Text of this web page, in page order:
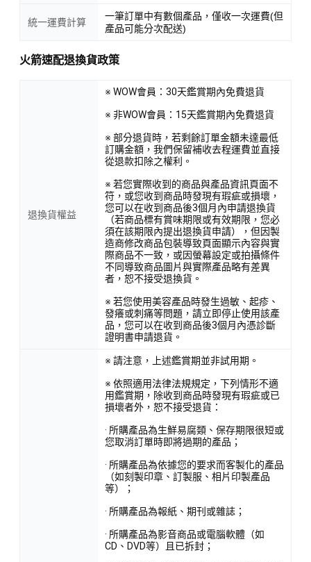
統一運費計算
一筆訂單中有數個產品，僅收一次運費(但
產品可能分次配送)
火箭速配退換貨政策
退換貨權益
※ WOW會員：30天鑑賞期內免費退貨
※ 非WOW會員：15天鑑賞期內免費退貨
※ 部分退貨時，若剩餘訂單金額未達最低
訂購金額，我們保留補收去程運費並直接
從退款扣除之權利。
※ 若您實際收到的商品與產品資訊頁面不
符，或您收到商品時發現有瑕疵或損壞，
您可以在收到商品後3個月內申請退換貨
（若商品標有賞味期限或有效期限，您必
須在該期限內提出退換貨申請），但因製
造商修改商品包裝導致頁面顯示內容與實
際商品不一致，或因螢幕設定或拍攝條件
不同導致商品圖片與實際產品略有差異
者，恕不接受退換貨。
※ 若您使用美容產品時發生過敏、起疹、
發癢或刺痛等問題，請立即停止使用該產
品，您可以在收到商品後3個月內憑診斷
證明書申請退貨。
※ 請注意，上述鑑賞期並非試用期。
※ 依照適用法律法規規定，下列情形不適
用鑑賞期，除收到商品時發現有瑕疵或已
損壞者外，恕不接受退貨：
· 所購產品為生鮮易腐類、保存期限很短或
您取消訂單時即將過期的產品；
· 所購產品為依據您的要求而客製化的產品
（如刻製印章、訂製服、相片印製產品
等）；
· 所購產品為報紙、期刊或雜誌；
· 所購產品為影音商品或電腦軟體（如
CD、DVD等）且已拆封；